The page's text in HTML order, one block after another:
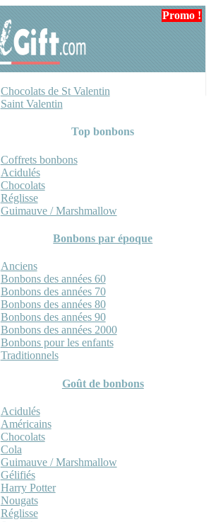
Chocolats de St Valentin
Saint Valentin
Top bonbons
Coffrets bonbons
Acidulés
Chocolats
Réglisse
Guimauve / Marshmallow
Bonbons par époque
Anciens
Bonbons des années 60
Bonbons des années 70
Bonbons des années 80
Bonbons des années 90
Bonbons des années 2000
Bonbons pour les enfants
Traditionnels
Goût de bonbons
Acidulés
Américains
Chocolats
Cola
Guimauve / Marshmallow
Gélifiés
Harry Potter
Nougats
Réglisse
Promo !